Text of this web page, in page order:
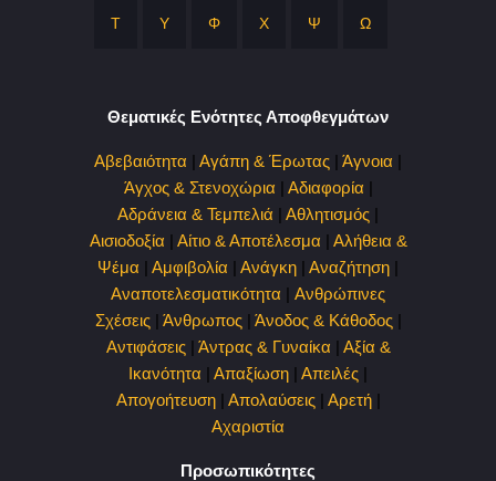
Τ Υ Φ Χ Ψ Ω
Θεματικές Ενότητες Αποφθεγμάτων
Αβεβαιότητα | Αγάπη & Έρωτας | Άγνοια |
Άγχος & Στενοχώρια | Αδιαφορία |
Αδράνεια & Τεμπελιά | Αθλητισμός |
Αισιοδοξία | Αίτιο & Αποτέλεσμα | Αλήθεια &
Ψέμα | Αμφιβολία | Ανάγκη | Αναζήτηση |
Αναποτελεσματικότητα | Ανθρώπινες
Σχέσεις| Άνθρωπος| Άνοδος & Κάθοδος|
Αντιφάσεις| Άντρας & Γυναίκα | Αξία &
Ικανότητα | Απαξίωση | Απειλές |
Απογοήτευση| Απολαύσεις| Αρετή|
Αχαριστία
Προσωπικότητες